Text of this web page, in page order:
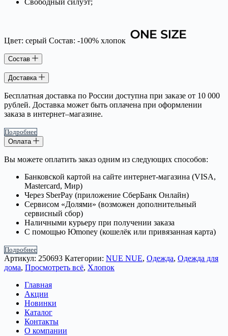
Цвет: серый Состав: -100% хлопок
Состав
Доставка
Бесплатная доставка по России доступна при заказе от 10 000
рублей. Доставка может быть оплачена при оформлении
заказа в интернет–магазине.
Подробнее
Оплата
Вы можете оплатить заказ одним из следующих способов:
Банковской картой на сайте интернет-магазина (VISA,
Mastercard, Мир)
Через SberPay (приложение СберБанк Онлайн)
Сервисом «Долями» (возможен дополнительный
сервисный сбор)
Наличными курьеру при получении заказа
С помощью Юmoney (кошелёк или привязанная карта)
Подробнее
Артикул: 250693 Категории: NUE NUE, Одежда, Одежда для
дома, Просмотреть всё, Хлопок
Главная
Акции
Новинки
Каталог
Контакты
О компании